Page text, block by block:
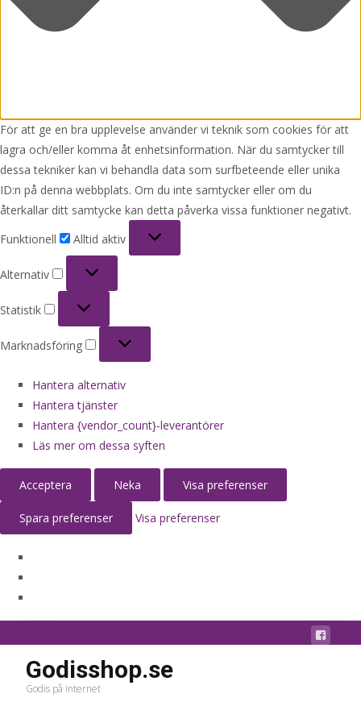
För att ge en bra upplevelse använder vi teknik som cookies för att
lagra och/eller komma åt enhetsinformation. När du samtycker till
dessa tekniker kan vi behandla data som surfbeteende eller unika
ID:n på denna webbplats. Om du inte samtycker eller om du
återkallar ditt samtycke kan detta påverka vissa funktioner negativt.
Funktionell
Alltid aktiv
Alternativ
Statistik
Marknadsföring
Hantera alternativ
Hantera tjänster
Hantera {vendor_count}-leverantörer
Läs mer om dessa syften
Acceptera Neka Visa preferenser
Spara preferenser Visa preferenser
Godisshop.se
Godis på internet